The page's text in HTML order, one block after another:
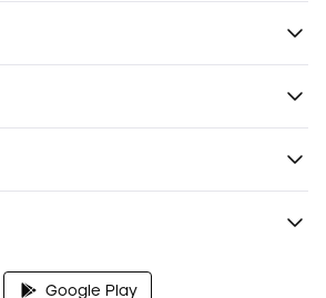
Google Play